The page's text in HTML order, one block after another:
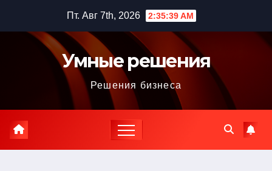
содержимому
Пт. Авг 7th, 2026 2:35:40 AM
Умные решения
Решения бизнеса